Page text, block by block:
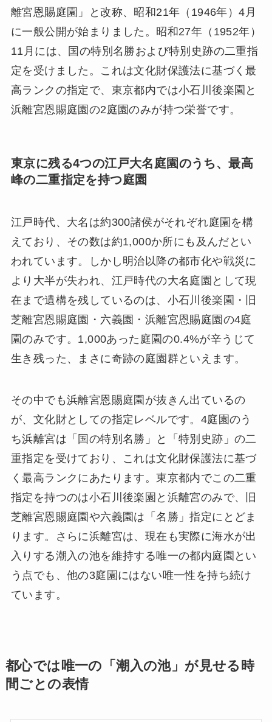
離宮恩賜庭園」と改称、昭和21年（1946年）4月
に一般公開が始まりました。昭和27年（1952年）
11月には、国の特別名勝および特別史跡の二重指
定を受けました。これは文化財保護法に基づく最
高ランクの指定で、東京都内では小石川後楽園と
浜離宮恩賜庭園の2庭園のみが持つ栄誉です。
東京に残る4つの江戸大名庭園のうち、最高
峰の二重指定を持つ庭園
江戸時代、大名は約300諸侯がそれぞれ庭園を構
えており、その数は約1,000か所にも及んだとい
われています。しかし明治以降の都市化や戦災に
より大半が失われ、江戸時代の大名庭園として現
在まで遺構を残しているのは、小石川後楽園・旧
芝離宮恩賜庭園・六義園・浜離宮恩賜庭園の4庭
園のみです。1,000あった庭園の0.4%が辛うじて
生き残った、まさに奇跡の庭園群といえます。
その中でも浜離宮恩賜庭園が抜きん出ているの
が、文化財としての指定レベルです。4庭園のう
ち浜離宮は「国の特別名勝」と「特別史跡」の二
重指定を受けており、これは文化財保護法に基づ
く最高ランクにあたります。東京都内でこの二重
指定を持つのは小石川後楽園と浜離宮のみで、旧
芝離宮恩賜庭園や六義園は「名勝」指定にとどま
ります。さらに浜離宮は、現在も実際に海水が出
入りする潮入の池を維持する唯一の都内庭園とい
う点でも、他の3庭園にはない唯一性を持ち続け
ています。
都心では唯一の「潮入の池」が見せる時
間ごとの表情